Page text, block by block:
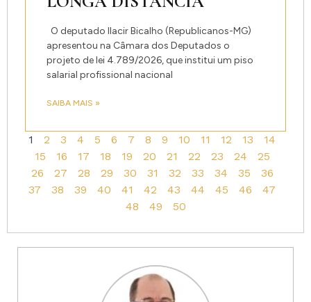
O deputado Ilacir Bicalho (Republicanos-MG)
apresentou na Câmara dos Deputados o
projeto de lei 4.789/2026, que institui um piso
salarial profissional nacional
SAIBA MAIS »
1 2 3 4 5 6 7 8 9 10 11 12 13
14
15
16 17 18 19 20 21 22 23 24
25
26
27 28 29 30 31 32 33 34 35
36
37
38 39 40 41 42 43 44 45 46
47
48
49 50